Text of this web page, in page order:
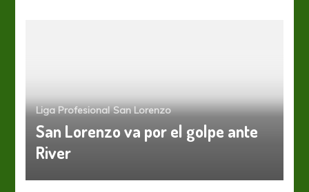
Liga Profesional San Lorenzo
San Lorenzo va por el golpe ante
River